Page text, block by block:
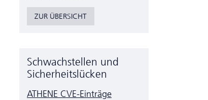
ZUR ÜBERSICHT
Schwachstellen und
Sicherheitslücken
ATHENE CVE-Einträge